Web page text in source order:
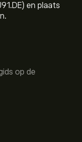
en plaats
op de